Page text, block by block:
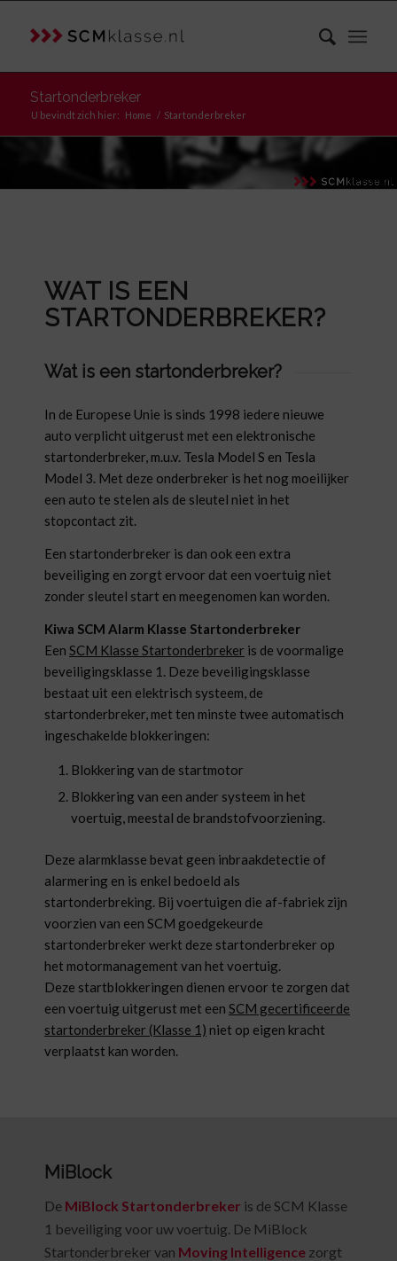
Startonderbreker
U bevindt zich hier: Home / Startonderbreker
WAT IS EEN
STARTONDERBREKER?
Wat is een startonderbreker?
In de Europese Unie is sinds 1998 iedere nieuwe
auto verplicht uitgerust met een elektronische
startonderbreker, m.u.v. Tesla Model S en Tesla
Model 3. Met deze onderbreker is het nog moeilijker
een auto te stelen als de sleutel niet in het
stopcontact zit.
Een startonderbreker is dan ook een extra
beveiliging en zorgt ervoor dat een voertuig niet
zonder sleutel start en meegenomen kan worden.
Kiwa SCM Alarm Klasse Startonderbreker
Een SCM Klasse Startonderbreker is de voormalige
beveiligingsklasse 1. Deze beveiligingsklasse
bestaat uit een elektrisch systeem, de
startonderbreker, met ten minste twee automatisch
ingeschakelde blokkeringen:
Blokkering van de startmotor
Blokkering van een ander systeem in het
voertuig, meestal de brandstofvoorziening.
Deze alarmklasse bevat geen inbraakdetectie of
alarmering en is enkel bedoeld als
startonderbreking. Bij voertuigen die af-fabriek zijn
voorzien van een SCM goedgekeurde
startonderbreker werkt deze startonderbreker op
het motormanagement van het voertuig.
Deze startblokkeringen dienen ervoor te zorgen dat
een voertuig uitgerust met een SCM gecertificeerde
startonderbreker (Klasse 1) niet op eigen kracht
verplaatst kan worden.
MiBlock
De MiBlock Startonderbreker is de SCM Klasse
1 beveiliging voor uw voertuig. De MiBlock
Startonderbreker van Moving Intelligence zorgt